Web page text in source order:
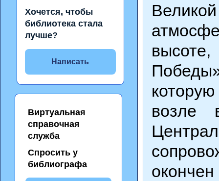
Хочется, чтобы
библиотека стала
лучше?
Написать
Виртуальная
справочная
служба
Спросить у
библиографа
возле